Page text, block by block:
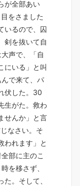
が全部あい
をさました
いるので、囚
剣を抜いて自
声で、「自
にいる」と叫
で来て、パ
伏した。30
生がた。救わ
せんか」と言
なさい。そ
われます」と
部に主のこ
を移さず、
。そして、